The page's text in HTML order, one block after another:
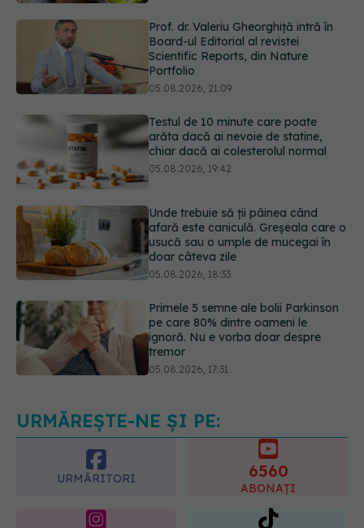
Portfolio
05.08.2026, 21:09
Testul de 10 minute care poate
arăta dacă ai nevoie de statine,
05.08.2026, 19:42
Unde trebuie să ții pâinea când
doar câteva zile
05.08.2026, 18:33
Primele 5 semne ale bolii Parkinson
pe care 80% dintre oameni le
tremor
05.08.2026, 17:31
Gabriela Cristea, manifest pentru
respect și acceptare: Corpul
URMĂREȘTE-NE ȘI PE:
URMĂRITORI 6560
ABONAȚI